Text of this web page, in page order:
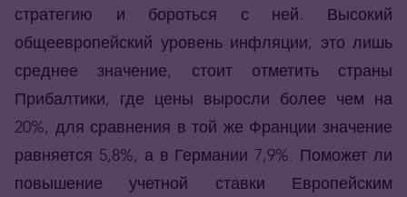
стратегию и бороться с ней. Высокий
общеевропейский уровень инфляции, это лишь
среднее значение, стоит отметить страны
Прибалтики, где цены выросли более чем на
20%, для сравнения в той же Франции значение
равняется 5,8%, а в Германии 7,9%. Поможет ли
повышение учетной ставки Европейским